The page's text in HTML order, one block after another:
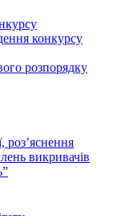
конкурсу
розпорядку
роз’яснення
викривачів